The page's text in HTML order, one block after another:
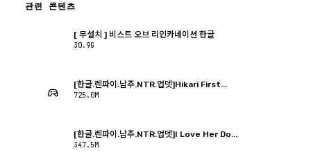
관련 콘텐츠
[ 무설치 ] 비스트 오브 리인카네이션 한글
30.9G
[한글.렌파이.남주.NTR.업뎃]Hikari First...
725.0M
[한글.렌파이.남주.NTR.업뎃]I Love Her Do...
347.5M